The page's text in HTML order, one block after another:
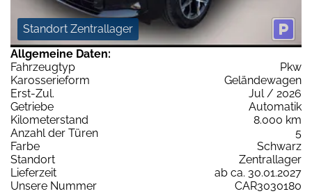
Standort Zentrallager
Allgemeine Daten:
Fahrzeugtyp
Pkw
Karosserieform
Geländewagen
Erst-Zul.
Jul / 2026
Getriebe
Automatik
Kilometerstand
8.000 km
Anzahl der Türen
5
Farbe
Schwarz
Standort
Zentrallager
Lieferzeit
ab ca. 30.01.2027
Unsere Nummer
CAR3030180